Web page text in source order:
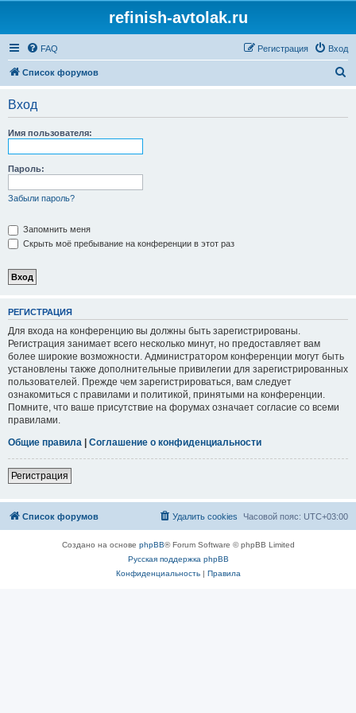
refinish-avtolak.ru
FAQ Вход
Регистрация
Список форумов
Вход
Имя пользователя:
Пароль:
Забыли пароль?
Запомнить меня
Скрыть моё пребывание на конференции в этот раз
РЕГИСТРАЦИЯ
Для входа на конференцию вы должны быть зарегистрированы.
Регистрация занимает всего несколько минут, но предоставляет вам
более широкие возможности. Администратором конференции могут быть
установлены также дополнительные привилегии для зарегистрированных
пользователей. Прежде чем зарегистрироваться, вам следует
ознакомиться с правилами и политикой, принятыми на конференции.
Помните, что ваше присутствие на форумах означает согласие со всеми
правилами.
Общие правила | Соглашение о конфиденциальности
Регистрация
Список форумов Часовой пояс: UTC+03:00
Удалить cookies
Создано на основе phpBB® Forum Software © phpBB Limited
Русская поддержка phpBB
Конфиденциальность| Правила